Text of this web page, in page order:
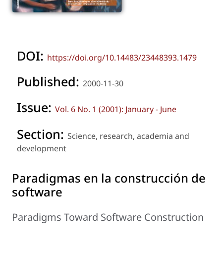
DOI: https://doi.org/10.14483/23448393.1479
Published: 2000-11-30
Issue: Vol. 6 No. 1 (2001): January - June
Section: Science, research, academia and
development
Paradigmas en la construcción de
software
Paradigms Toward Software Construction